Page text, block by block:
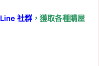
Line社群 ，獲取各種購屋